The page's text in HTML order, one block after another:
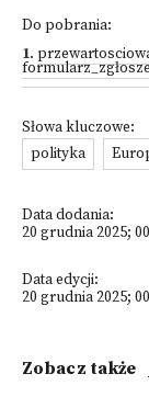
Do pobrania:
1.
Słowa kluczowe:
polityka
Data dodania:
20 grudnia 2025;
Data edycji:
20 grudnia 2025;
Zobacz także